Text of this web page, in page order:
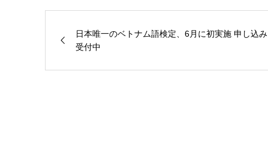
日本唯一のベトナム語検定、6月に初実施 申し込み
受付中